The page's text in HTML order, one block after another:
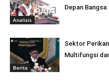
Analisis
Depan Bangsa
Berita
Sektor
Multifungsi